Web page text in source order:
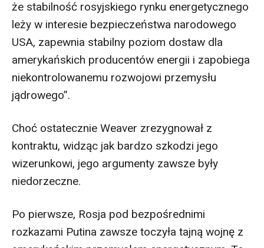
że stabilność rosyjskiego rynku energetycznego
leży w interesie bezpieczeństwa narodowego
USA, zapewnia stabilny poziom dostaw dla
amerykańskich producentów energii i zapobiega
niekontrolowanemu rozwojowi przemysłu
jądrowego”.
Choć ostatecznie Weaver zrezygnował z
kontraktu, widząc jak bardzo szkodzi jego
wizerunkowi, jego argumenty zawsze były
niedorzeczne.
Po pierwsze, Rosja pod bezpośrednimi
rozkazami Putina zawsze toczyła tajną wojnę z